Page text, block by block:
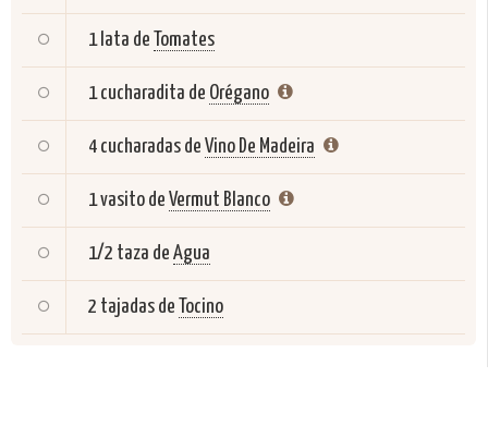
1 lata de Tomates
1 cucharadita de Orégano
4 cucharadas de Vino De Madeira
1 vasito de Vermut Blanco
1/2 taza de Agua
2 tajadas de Tocino